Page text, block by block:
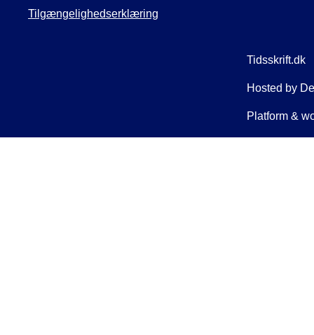
Tilgængelighedserklæring